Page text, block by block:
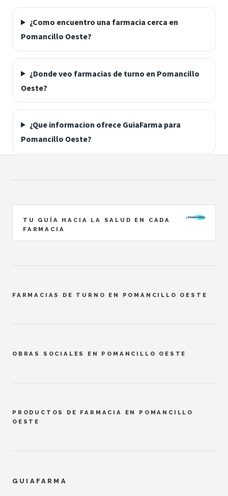
¿Como encuentro una farmacia cerca en
Pomancillo Oeste?
¿Donde veo farmacias de turno en Pomancillo
Oeste?
¿Que informacion ofrece GuiaFarma para
Pomancillo Oeste?
TU GUÍA HACIA LA SALUD EN CADA
FARMACIA
FARMACIAS DE TURNO EN POMANCILLO OESTE
OBRAS SOCIALES EN POMANCILLO OESTE
PRODUCTOS DE FARMACIA EN POMANCILLO
OESTE
GUIAFARMA